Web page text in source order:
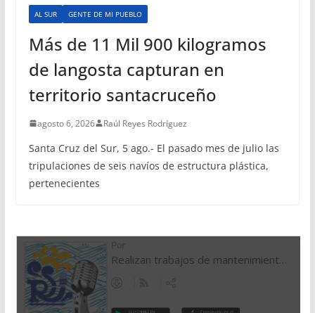
AL SUR GENTE DE MI PUEBLO
Más de 11 Mil 900 kilogramos
de langosta capturan en
territorio santacruceño
agosto 6, 2026 Raúl Reyes Rodríguez
Santa Cruz del Sur, 5 ago.- El pasado mes de julio las
tripulaciones de seis navíos de estructura plástica,
pertenecientes